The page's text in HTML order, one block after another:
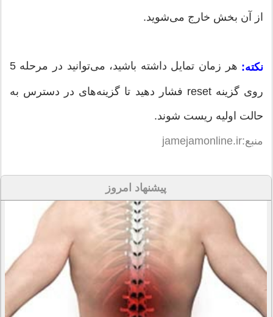
از آن بخش خارج می‌شوید.
نکته: هر زمان تمایل داشته باشید، می‌توانید در مرحله‌ 5
روی گزینه‌ reset فشار دهید تا گزینه‌های در دسترس به
حالت اولیه ریست شوند.
منبع:jamejamonline.ir
پیشنهاد امروز